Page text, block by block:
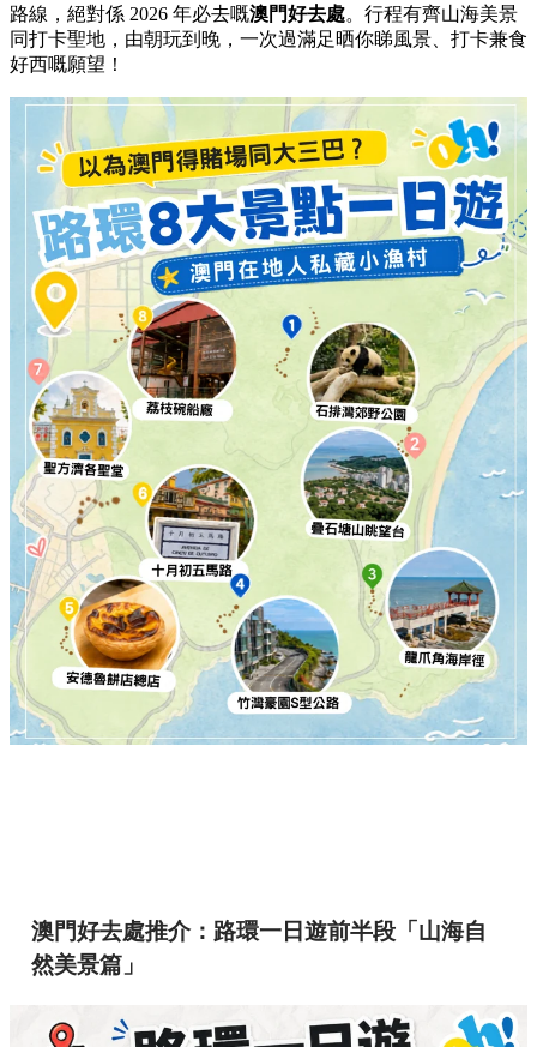
路線，絕對係 2026 年必去嘅澳門好去處。行程有齊山海美景
同打卡聖地，由朝玩到晚，一次過滿足晒你睇風景、打卡兼食
好西嘅願望！
澳門好去處推介：路環一日遊前半段「山海自
然美景篇」